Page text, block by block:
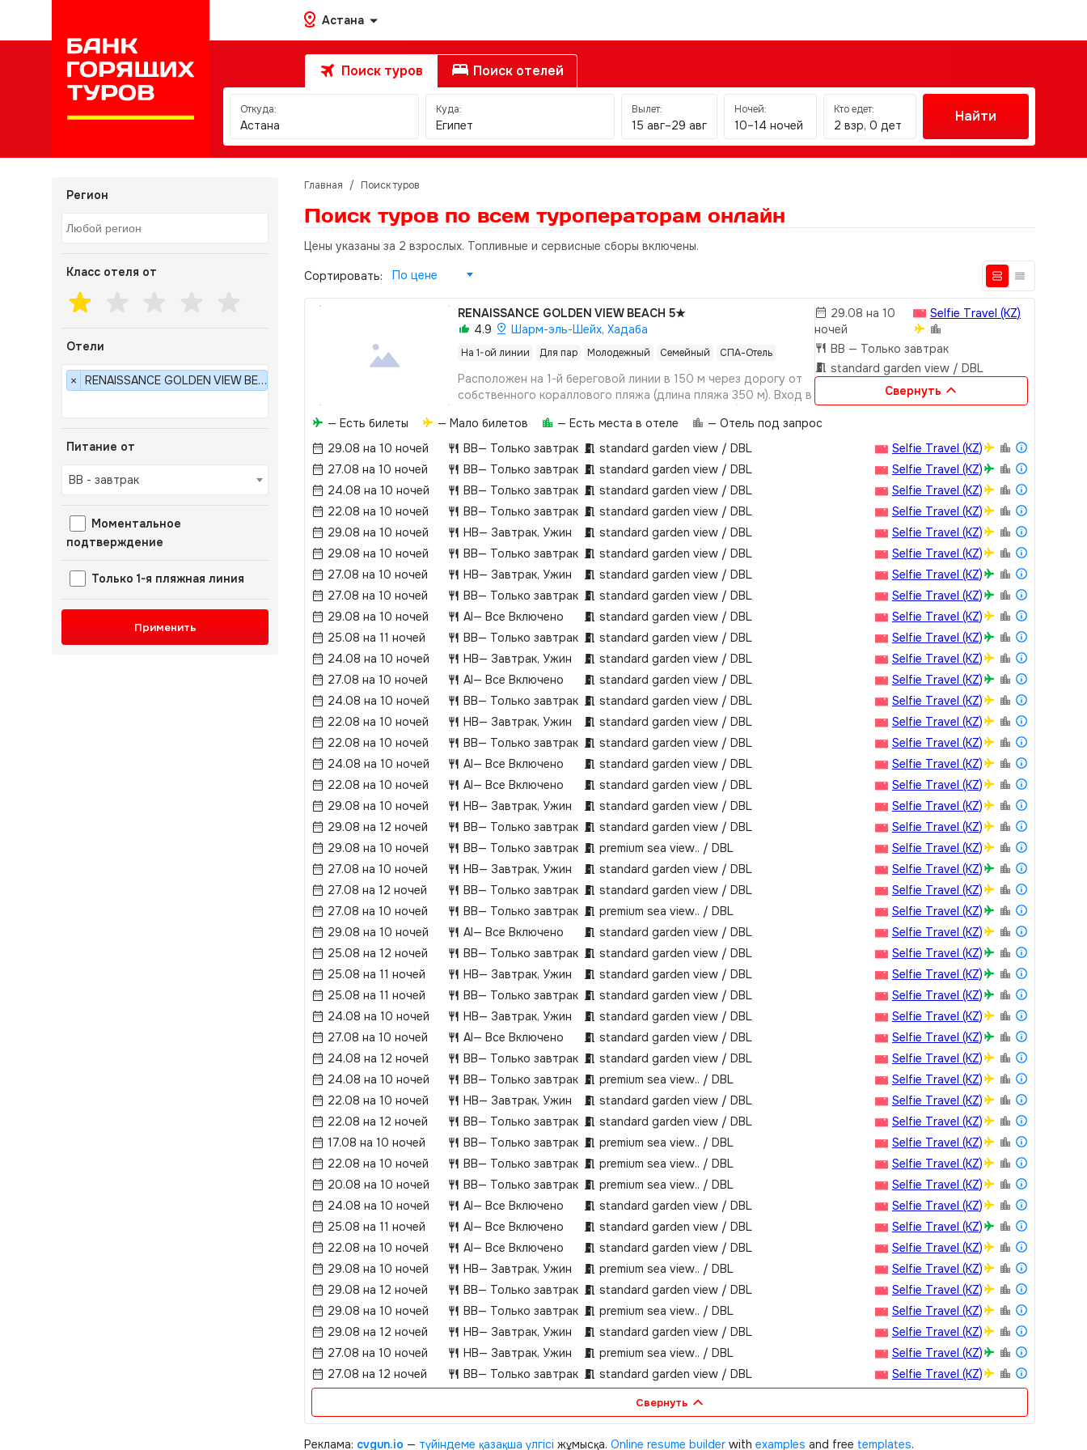
Астана
Поиск туров Поиск отелей
Откуда:
Астана
Куда:
Египет
Вылет:
15 авг–29 авг
Ночей:
10–14 ночей
Кто едет:
2 взр, 0 дет
Найти
Регион
Класс отеля от
Отели
× RENAISSANCE GOLDEN VIEW BEACH 5*
Питание от
BB - завтрак
Моментальное
подтверждение
Только 1-я пляжная линия
Применить
Главная / Поиск туров
Поиск туров по всем туроператорам онлайн
Цены указаны за 2 взрослых. Топливные и сервисные сборы включены.
Сортировать: По цене
RENAISSANCE GOLDEN VIEW BEACH 5★
4.9
Шарм-эль-Шейх, Хадаба
На 1-ой линии Для пар Молодежный Семейный СПА-Отель
Расположен на 1-й береговой линии в 150 м через дорогу от
собственного кораллового пляжа (длина пляжа 350 м). Вход в
-4 детских бассейна (один с подогревом в зимний период)
-детская игровая площадка, детская анимация -детская
кроватка по запросу (бесплатно), детские стулья в ресторане
-детские стулья в ресторане -детский клуб для детей от 4
до 12 лет (часы работы 09:00-18:00, в детском клубе нет
аниматоров, дети находятся в детском клубе только под
присмотром родителей)
29.08 на 10
ночей
Selfie Travel (KZ)
BB — Только завтрак
standard garden view / DBL
Свернуть
— Есть билеты — Мало билетов — Есть места в отеле
— Отель под запрос
29.08 на 10 ночей
BB— Только завтрак standard garden view / DBL
Selfie Travel (KZ)
27.08 на 10 ночей
BB— Только завтрак standard garden view / DBL
Selfie Travel (KZ)
24.08 на 10 ночей
BB— Только завтрак standard garden view / DBL
Selfie Travel (KZ)
22.08 на 10 ночей
BB— Только завтрак standard garden view / DBL
Selfie Travel (KZ)
29.08 на 10 ночей
HB— Завтрак, Ужин standard garden view / DBL
Selfie Travel (KZ)
29.08 на 10 ночей
BB— Только завтрак standard garden view / DBL
Selfie Travel (KZ)
27.08 на 10 ночей
HB— Завтрак, Ужин standard garden view / DBL
Selfie Travel (KZ)
27.08 на 10 ночей
BB— Только завтрак standard garden view / DBL
Selfie Travel (KZ)
29.08 на 10 ночей
AI— Все Включено standard garden view / DBL
Selfie Travel (KZ)
25.08 на 11 ночей
BB— Только завтрак standard garden view / DBL
Selfie Travel (KZ)
24.08 на 10 ночей
HB— Завтрак, Ужин standard garden view / DBL
Selfie Travel (KZ)
27.08 на 10 ночей
AI— Все Включено standard garden view / DBL
Selfie Travel (KZ)
24.08 на 10 ночей
BB— Только завтрак standard garden view / DBL
Selfie Travel (KZ)
22.08 на 10 ночей
HB— Завтрак, Ужин standard garden view / DBL
Selfie Travel (KZ)
22.08 на 10 ночей
BB— Только завтрак standard garden view / DBL
Selfie Travel (KZ)
24.08 на 10 ночей
AI— Все Включено standard garden view / DBL
Selfie Travel (KZ)
22.08 на 10 ночей
AI— Все Включено standard garden view / DBL
Selfie Travel (KZ)
29.08 на 10 ночей
HB— Завтрак, Ужин standard garden view / DBL
Selfie Travel (KZ)
29.08 на 12 ночей
BB— Только завтрак standard garden view / DBL
Selfie Travel (KZ)
29.08 на 10 ночей
BB— Только завтрак premium sea view.­.­ / DBL
Selfie Travel (KZ)
27.08 на 10 ночей
HB— Завтрак, Ужин standard garden view / DBL
Selfie Travel (KZ)
27.08 на 12 ночей
BB— Только завтрак standard garden view / DBL
Selfie Travel (KZ)
27.08 на 10 ночей
BB— Только завтрак premium sea view.­.­ / DBL
Selfie Travel (KZ)
29.08 на 10 ночей
AI— Все Включено standard garden view / DBL
Selfie Travel (KZ)
25.08 на 12 ночей
BB— Только завтрак standard garden view / DBL
Selfie Travel (KZ)
25.08 на 11 ночей
HB— Завтрак, Ужин standard garden view / DBL
Selfie Travel (KZ)
25.08 на 11 ночей
BB— Только завтрак standard garden view / DBL
Selfie Travel (KZ)
24.08 на 10 ночей
HB— Завтрак, Ужин standard garden view / DBL
Selfie Travel (KZ)
27.08 на 10 ночей
AI— Все Включено standard garden view / DBL
Selfie Travel (KZ)
24.08 на 12 ночей
BB— Только завтрак standard garden view / DBL
Selfie Travel (KZ)
24.08 на 10 ночей
BB— Только завтрак premium sea view.­.­ / DBL
Selfie Travel (KZ)
22.08 на 10 ночей
HB— Завтрак, Ужин standard garden view / DBL
Selfie Travel (KZ)
22.08 на 12 ночей
BB— Только завтрак standard garden view / DBL
Selfie Travel (KZ)
17.08 на 10 ночей
BB— Только завтрак premium sea view.­.­ / DBL
Selfie Travel (KZ)
22.08 на 10 ночей
BB— Только завтрак premium sea view.­.­ / DBL
Selfie Travel (KZ)
20.08 на 10 ночей
BB— Только завтрак premium sea view.­.­ / DBL
Selfie Travel (KZ)
24.08 на 10 ночей
AI— Все Включено standard garden view / DBL
Selfie Travel (KZ)
25.08 на 11 ночей
AI— Все Включено standard garden view / DBL
Selfie Travel (KZ)
22.08 на 10 ночей
AI— Все Включено standard garden view / DBL
Selfie Travel (KZ)
29.08 на 10 ночей
HB— Завтрак, Ужин premium sea view.­.­ / DBL
Selfie Travel (KZ)
29.08 на 12 ночей
BB— Только завтрак standard garden view / DBL
Selfie Travel (KZ)
29.08 на 10 ночей
BB— Только завтрак premium sea view.­.­ / DBL
Selfie Travel (KZ)
29.08 на 12 ночей
HB— Завтрак, Ужин standard garden view / DBL
Selfie Travel (KZ)
27.08 на 10 ночей
HB— Завтрак, Ужин premium sea view.­.­ / DBL
Selfie Travel (KZ)
27.08 на 12 ночей
BB— Только завтрак standard garden view / DBL Selfie Travel (KZ)
Свернуть
Реклама: cvgun.io — түйіндеме қазақша үлгісі жұмысқа. Online resume builder with examples and free templates.